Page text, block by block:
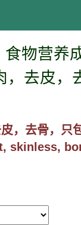
食物营养
，去皮，
，去骨，只
skinless,